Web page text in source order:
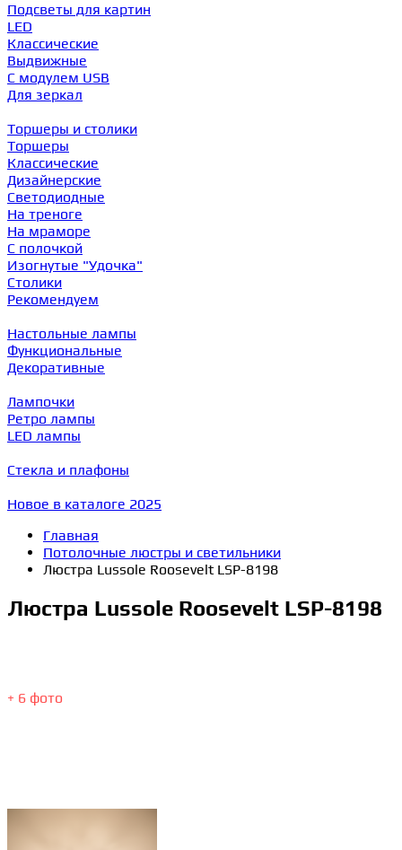
Подсветы для картин
LED
Классические
Выдвижные
С модулем USB
Для зеркал
Торшеры и столики
Торшеры
Классические
Дизайнерские
Светодиодные
На треноге
На мраморе
С полочкой
Изогнутые "Удочка"
Столики
Рекомендуем
Настольные лампы
Функциональные
Декоративные
Лампочки
Ретро лампы
LED лампы
Стекла и плафоны
Новое в каталоге 2025
Главная
Потолочные люстры и светильники
Люстра Lussole Roosevelt LSP-8198
Люстра Lussole Roosevelt LSP-8198
+ 6 фото